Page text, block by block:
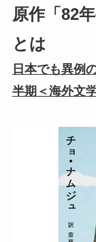
原作「82
とは
日本でも異例
半期＜海外文